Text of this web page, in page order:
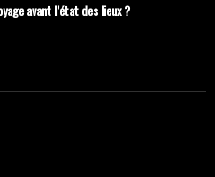
avant l’état des lieux ?